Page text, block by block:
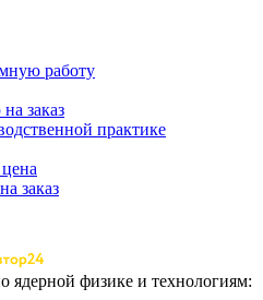
работу
заказ
практике
заказ
ядерной физике и технологиям: